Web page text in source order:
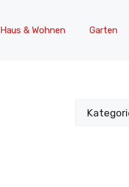
Haus & Wohnen Garten